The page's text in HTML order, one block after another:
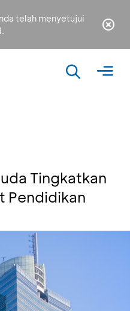
telah menyetujui
Tingkatkan
Pendidikan